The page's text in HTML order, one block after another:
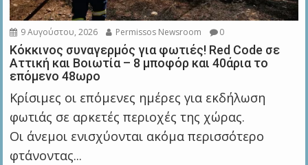
9 Αυγούστου, 2026 Permissos Newsroom 0
Κόκκινος συναγερμός για φωτιές! Red Code σε
Αττική και Βοιωτία – 8 μποφόρ και 40άρια το
επόμενο 48ωρο
Κρίσιμες οι επόμενες ημέρες για εκδήλωση
φωτιάς σε αρκετές περιοχές της χώρας.
Οι άνεμοι ενισχύονται ακόμα περισσότερο
φτάνοντας...